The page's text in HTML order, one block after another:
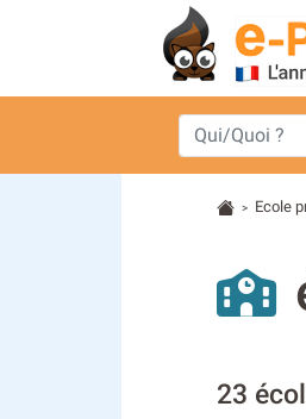
> Ecole
23